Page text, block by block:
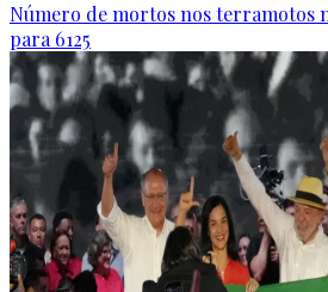
Número de mortos nos terramotos
para 6125